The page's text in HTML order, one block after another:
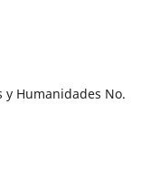
y Humanidades No.